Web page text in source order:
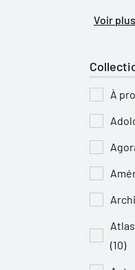
Voir plus
À
(10)